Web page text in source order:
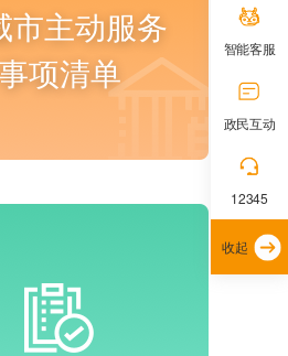
市主动服务
项清单
智能客服
政民互动
12345
收起